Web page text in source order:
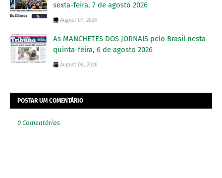
sexta-feira, 7 de agosto 2026
August 07, 2026
As MANCHETES DOS JORNAIS pelo Brasil nesta
quinta-feira, 6 de agosto 2026
August 06, 2026
POSTAR UM COMENTÁRIO
0 Comentários